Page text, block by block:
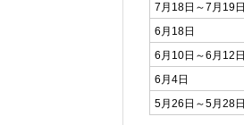
7月18日～7月19日
6月18日
6月10日～6月12日
6月4日
5月26日～5月28日